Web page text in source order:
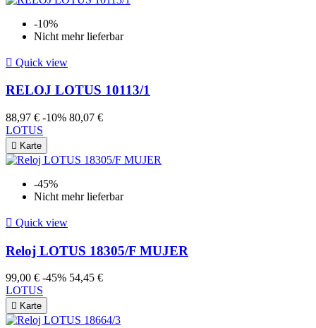
-10%
Nicht mehr lieferbar
 Quick view
RELOJ LOTUS 10113/1
88,97 € -10% 80,07 €
LOTUS
 Karte
-45%
Nicht mehr lieferbar
 Quick view
Reloj LOTUS 18305/F MUJER
99,00 € -45% 54,45 €
LOTUS
 Karte